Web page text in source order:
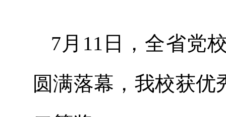
7月11日，全省党
圆满落幕，我校获